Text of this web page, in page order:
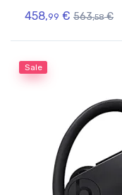
458,99 € 563,58 €
Sale